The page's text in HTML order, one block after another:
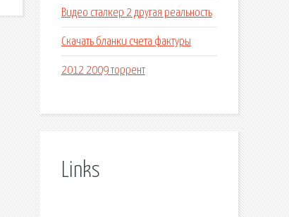
Видео сталкер 2 другая реальность
Скачать бланки счета фактуры
2012 2009 торрент
Links